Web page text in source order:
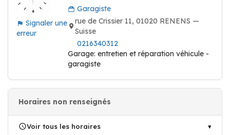
Signaler une
erreur
Garagiste
rue de Crissier 11, 01020 RENENS —
Suisse
0216340312
Garage: entretien et réparation véhicule -
garagiste
Horaires non renseignés
Voir tous les horaires